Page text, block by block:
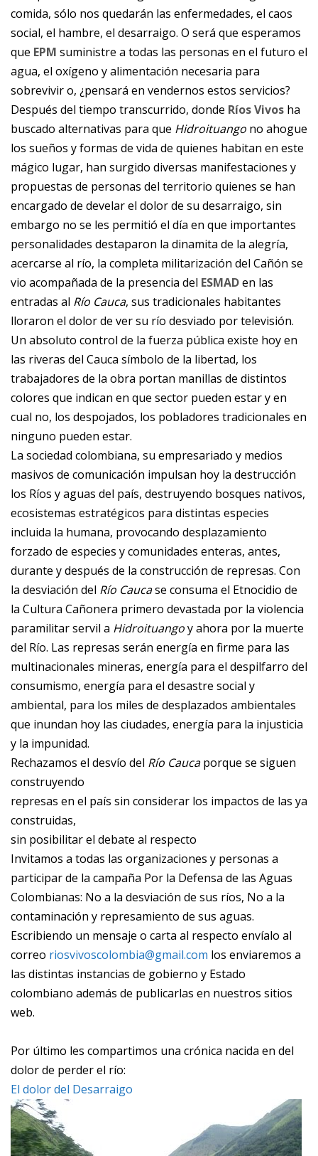
comida, sólo nos quedarán las enfermedades, el caos
social, el hambre, el desarraigo. O será que esperamos
que EPM suministre a todas las personas en el futuro el
agua, el oxígeno y alimentación necesaria para
sobrevivir o, ¿pensará en vendernos estos servicios?
Después del tiempo transcurrido, donde Ríos Vivos ha
buscado alternativas para que Hidroituango no ahogue
los sueños y formas de vida de quienes habitan en este
mágico lugar, han surgido diversas manifestaciones y
propuestas de personas del territorio quienes se han
encargado de develar el dolor de su desarraigo, sin
embargo no se les permitió el día en que importantes
personalidades destaparon la dinamita de la alegría,
acercarse al río, la completa militarización del Cañón se
vio acompañada de la presencia del ESMADen las
entradas al Río Cauca, sus tradicionales habitantes
lloraron el dolor de ver su río desviado por televisión.
Un absoluto control de la fuerza pública existe hoy en
las riveras del Cauca símbolo de la libertad, los
trabajadores de la obra portan manillas de distintos
colores que indican en que sector pueden estar y en
cual no, los despojados, los pobladores tradicionales en
ninguno pueden estar.
La sociedad colombiana, su empresariado y medios
masivos de comunicación impulsan hoy la destrucción
los Ríos y aguas del país, destruyendo bosques nativos,
ecosistemas estratégicos para distintas especies
incluida la humana, provocando desplazamiento
forzado de especies y comunidades enteras, antes,
durante y después de la construcción de represas. Con
la desviación del Río Caucase consuma el Etnocidio de
la Cultura Cañonera primero devastada por la violencia
paramilitar servil a Hidroituangoy ahora por la muerte
del Río. Las represas serán energía en firme para las
multinacionales mineras, energía para el despilfarro del
consumismo, energía para el desastre social y
ambiental, para los miles de desplazados ambientales
que inundan hoy las ciudades, energía para la injusticia
y la impunidad.
Rechazamos el desvío del Río Caucaporque se siguen
construyendo
represas en el país sin considerar los impactos de las ya
construidas,
sin posibilitar el debate al respecto
Invitamos a todas las organizaciones y personas a
participar de la campaña Por la Defensa de las Aguas
Colombianas: No a la desviación de sus ríos, No a la
contaminación y represamiento de sus aguas.
Escribiendo un mensaje o carta al respecto envíalo al
correo riosvivoscolombia@gmail.com los enviaremos a
las distintas instancias de gobierno y Estado
colombiano además de publicarlas en nuestros sitios
web.
Por último les compartimos una crónica nacida en del
dolor de perder el río:
El dolor del Desarraigo